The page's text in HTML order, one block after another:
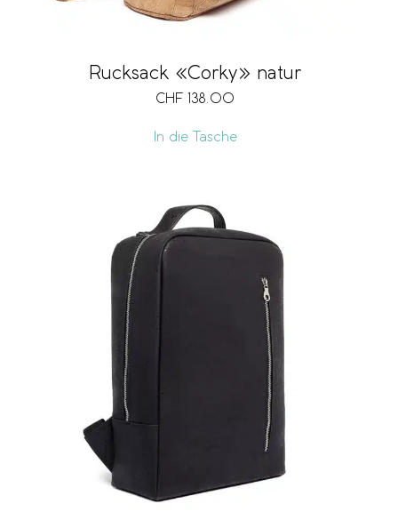
Rucksack «Corky» natur
CHF 138.00
In die Tasche